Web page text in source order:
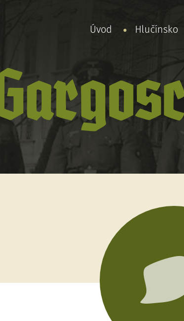
Úvod Hlučínsko